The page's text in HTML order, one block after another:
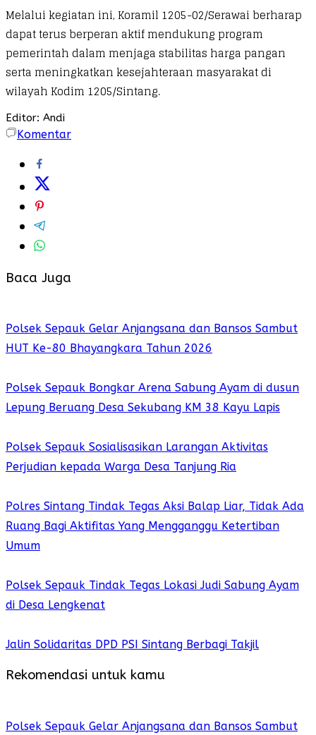
Melalui kegiatan ini, Koramil 1205-02/Serawai berharap
dapat terus berperan aktif mendukung program
pemerintah dalam menjaga stabilitas harga pangan
serta meningkatkan kesejahteraan masyarakat di
wilayah Kodim 1205/Sintang.
Editor: Andi
Komentar
Baca Juga
Polsek Sepauk Gelar Anjangsana dan Bansos Sambut
HUT Ke-80 Bhayangkara Tahun 2026
Polsek Sepauk Bongkar Arena Sabung Ayam di dusun
Lepung Beruang Desa Sekubang KM 38 Kayu Lapis
Polsek Sepauk Sosialisasikan Larangan Aktivitas
Perjudian kepada Warga Desa Tanjung Ria
Polres Sintang Tindak Tegas Aksi Balap Liar, Tidak Ada
Ruang Bagi Aktifitas Yang Mengganggu Ketertiban
Umum
Polsek Sepauk Tindak Tegas Lokasi Judi Sabung Ayam
di Desa Lengkenat
Jalin Solidaritas DPD PSI Sintang Berbagi Takjil
Rekomendasi untuk kamu
Polsek Sepauk Gelar Anjangsana dan Bansos Sambut